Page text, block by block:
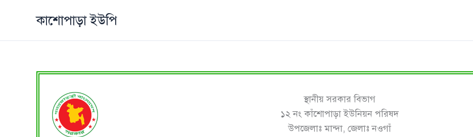
কাশোপাড়া ইউপি
স্থানীয় সরকার বিভাগ
১২ নং কাঁশোপাড়া ইউনিয়ন পরিষদ
উপজেলাঃ মান্দা, জেলাঃ নওগাঁ